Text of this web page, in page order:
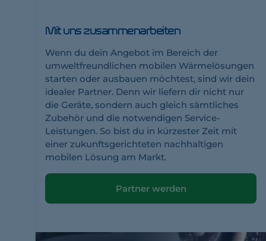
Mit uns zusammenarbeiten
Wenn du dein Angebot im Bereich der
umweltfreundlichen mobilen Wärmelösungen
starten oder ausbauen möchtest, sind wir dein
idealer Partner. Denn wir liefern dir nicht nur
die Geräte, sondern auch gleich sämtliches
Zubehör und die notwendigen Service-
Leistungen. So bist du in kürzester Zeit mit
einer zukunftsgerichteten nachhaltigen
mobilen Lösung am Markt.
Partner werden